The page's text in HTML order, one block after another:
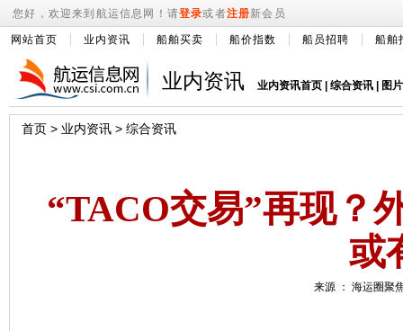
您好，欢迎来到航运信息网！请登录或者注册新会员
网站首页 业内资讯 船舶买卖 船价指数 船员招聘 船舶
业内资讯 业内资讯首页 综合资讯 图
首页 > 业内资讯 > 综合资讯
“TACO交易”再现？
或
来源 ： 海运圈